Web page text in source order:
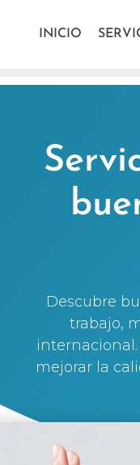
INICIO
Descubre
trabajo,
mejorar la